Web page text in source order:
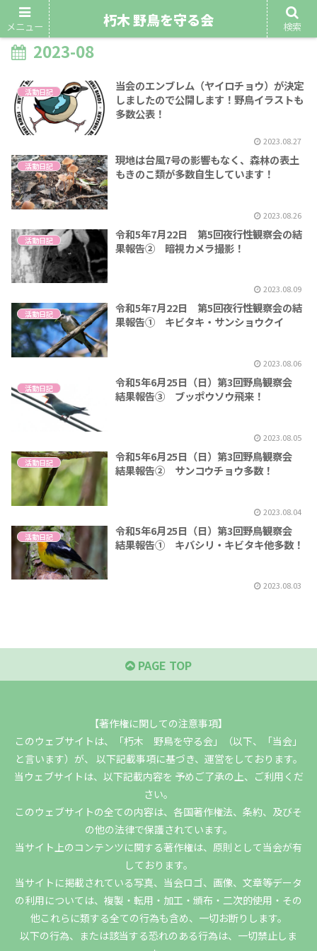
2023-08
活動日記
当会のエンブレム（ヤイロチョウ）が決定
しましたので公開します！野鳥イラストも
多数公表！
2023.08.27
活動日記
現地は台風7号の影響もなく、森林の表土
もきのこ類が多数自生しています！
2023.08.26
活動日記
令和5年7月22日 第5回夜行性観察会の結
果報告② 暗視カメラ撮影！
2023.08.09
活動日記
令和5年7月22日 第5回夜行性観察会の結
果報告① キビタキ・サンショウクイ
2023.08.06
活動日記
令和5年6月25日（日）第3回野鳥観察会
結果報告③ ブッポウソウ飛来！
2023.08.05
活動日記
令和5年6月25日（日）第3回野鳥観察会
結果報告② サンコウチョウ多数！
2023.08.04
活動日記
令和5年6月25日（日）第3回野鳥観察会
結果報告① キバシリ・キビタキ他多数！
2023.08.03
PAGE TOP
【著作権に関しての注意事項】
このウェブサイトは、「朽木 野鳥を守る会」（以下、「当会」
と言います）が、 以下記載事項に基づき、運営をしております。
当ウェブサイトは、以下記載内容を 予めご了承の上、ご利用くだ
さい。
このウェブサイトの全ての内容は、各国著作権法、条約、及びそ
の他の法律で保護されています。
当サイト上のコンテンツに関する著作権は、原則として当会が有
しております。
当サイトに掲載されている写真、当会ロゴ、画像、文章等データ
の利用については、複製・転用・加工・頒布・二次的使用・その
他これらに類する全ての行為も含め、一切お断りします。
以下の行為、または該当する恐れのある行為は、一切禁止しま
メニュー 朽木 野鳥を守る会 検索